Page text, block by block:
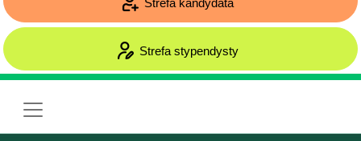
Strefa kandydata
Strefa stypendysty